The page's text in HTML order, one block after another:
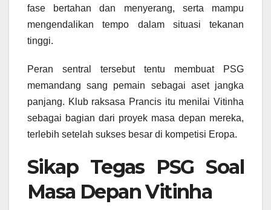
fase bertahan dan menyerang, serta mampu
mengendalikan tempo dalam situasi tekanan
tinggi.
Peran sentral tersebut tentu membuat PSG
memandang sang pemain sebagai aset jangka
panjang. Klub raksasa Prancis itu menilai Vitinha
sebagai bagian dari proyek masa depan mereka,
terlebih setelah sukses besar di kompetisi Eropa.
Sikap Tegas PSG Soal
Masa Depan Vitinha